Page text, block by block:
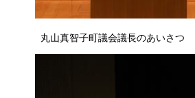
子町議会議長のあ